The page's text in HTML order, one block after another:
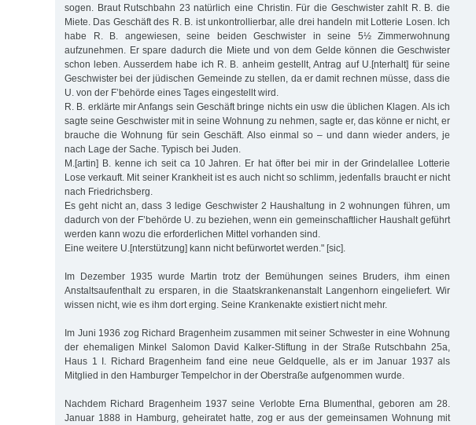
sogen. Braut Rutschbahn 23 natürlich eine Christin. Für die Geschwister zahlt R. B. die
Miete. Das Geschäft des R. B. ist unkontrollierbar, alle drei handeln mit Lotterie Losen. Ich
habe R. B. angewiesen, seine beiden Geschwister in seine 5½ Zimmerwohnung
aufzunehmen. Er spare dadurch die Miete und von dem Gelde können die Geschwister
schon leben. Ausserdem habe ich R. B. anheim gestellt, Antrag auf U.[nterhalt] für seine
Geschwister bei der jüdischen Gemeinde zu stellen, da er damit rechnen müsse, dass die
U. von der F’behörde eines Tages eingestellt wird.
R. B. erklärte mir Anfangs sein Geschäft bringe nichts ein usw die üblichen Klagen. Als ich
sagte seine Geschwister mit in seine Wohnung zu nehmen, sagte er, das könne er nicht, er
brauche die Wohnung für sein Geschäft. Also einmal so – und dann wieder anders, je
nach Lage der Sache. Typisch bei Juden.
M.[artin] B. kenne ich seit ca 10 Jahren. Er hat öfter bei mir in der Grindelallee Lotterie
Lose verkauft. Mit seiner Krankheit ist es auch nicht so schlimm, jedenfalls braucht er nicht
nach Friedrichsberg.
Es geht nicht an, dass 3 ledige Geschwister 2 Haushaltung in 2 wohnungen führen, um
dadurch von der F’behörde U. zu beziehen, wenn ein gemeinschaftlicher Haushalt geführt
werden kann wozu die erforderlichen Mittel vorhanden sind.
Eine weitere U.[nterstützung] kann nicht befürwortet werden." [sic].
Im Dezember 1935 wurde Martin trotz der Bemühungen seines Bruders, ihm einen
Anstaltsaufenthalt zu ersparen, in die Staatskrankenanstalt Langenhorn eingeliefert. Wir
wissen nicht, wie es ihm dort erging. Seine Krankenakte existiert nicht mehr.
Im Juni 1936 zog Richard Bragenheim zusammen mit seiner Schwester in eine Wohnung
der ehemaligen Minkel Salomon David Kalker-Stiftung in der Straße Rutschbahn 25a,
Haus 1 I. Richard Bragenheim fand eine neue Geldquelle, als er im Januar 1937 als
Mitglied in den Hamburger Tempelchor in der Oberstraße aufgenommen wurde.
Nachdem Richard Bragenheim 1937 seine Verlobte Erna Blumenthal, geboren am 28.
Januar 1888 in Hamburg, geheiratet hatte, zog er aus der gemeinsamen Wohnung mit